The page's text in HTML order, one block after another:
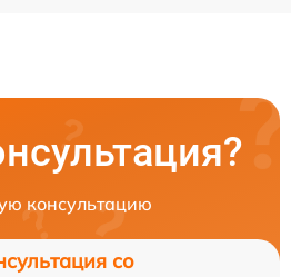
консультацию
со